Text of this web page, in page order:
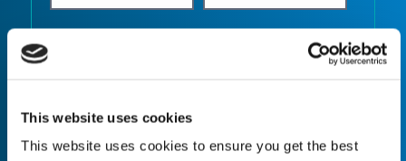
This website uses cookies
This website uses cookies to ensure you get the best
Empty